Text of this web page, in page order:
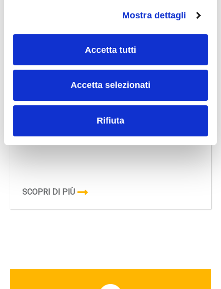
Mostra dettagli
Accetta tutti
Accetta selezionati
Rifiuta
Download
In questa sezione troverai del materiale da consultare e
scaricare gratuitamente.
SCOPRI DI PIÙ